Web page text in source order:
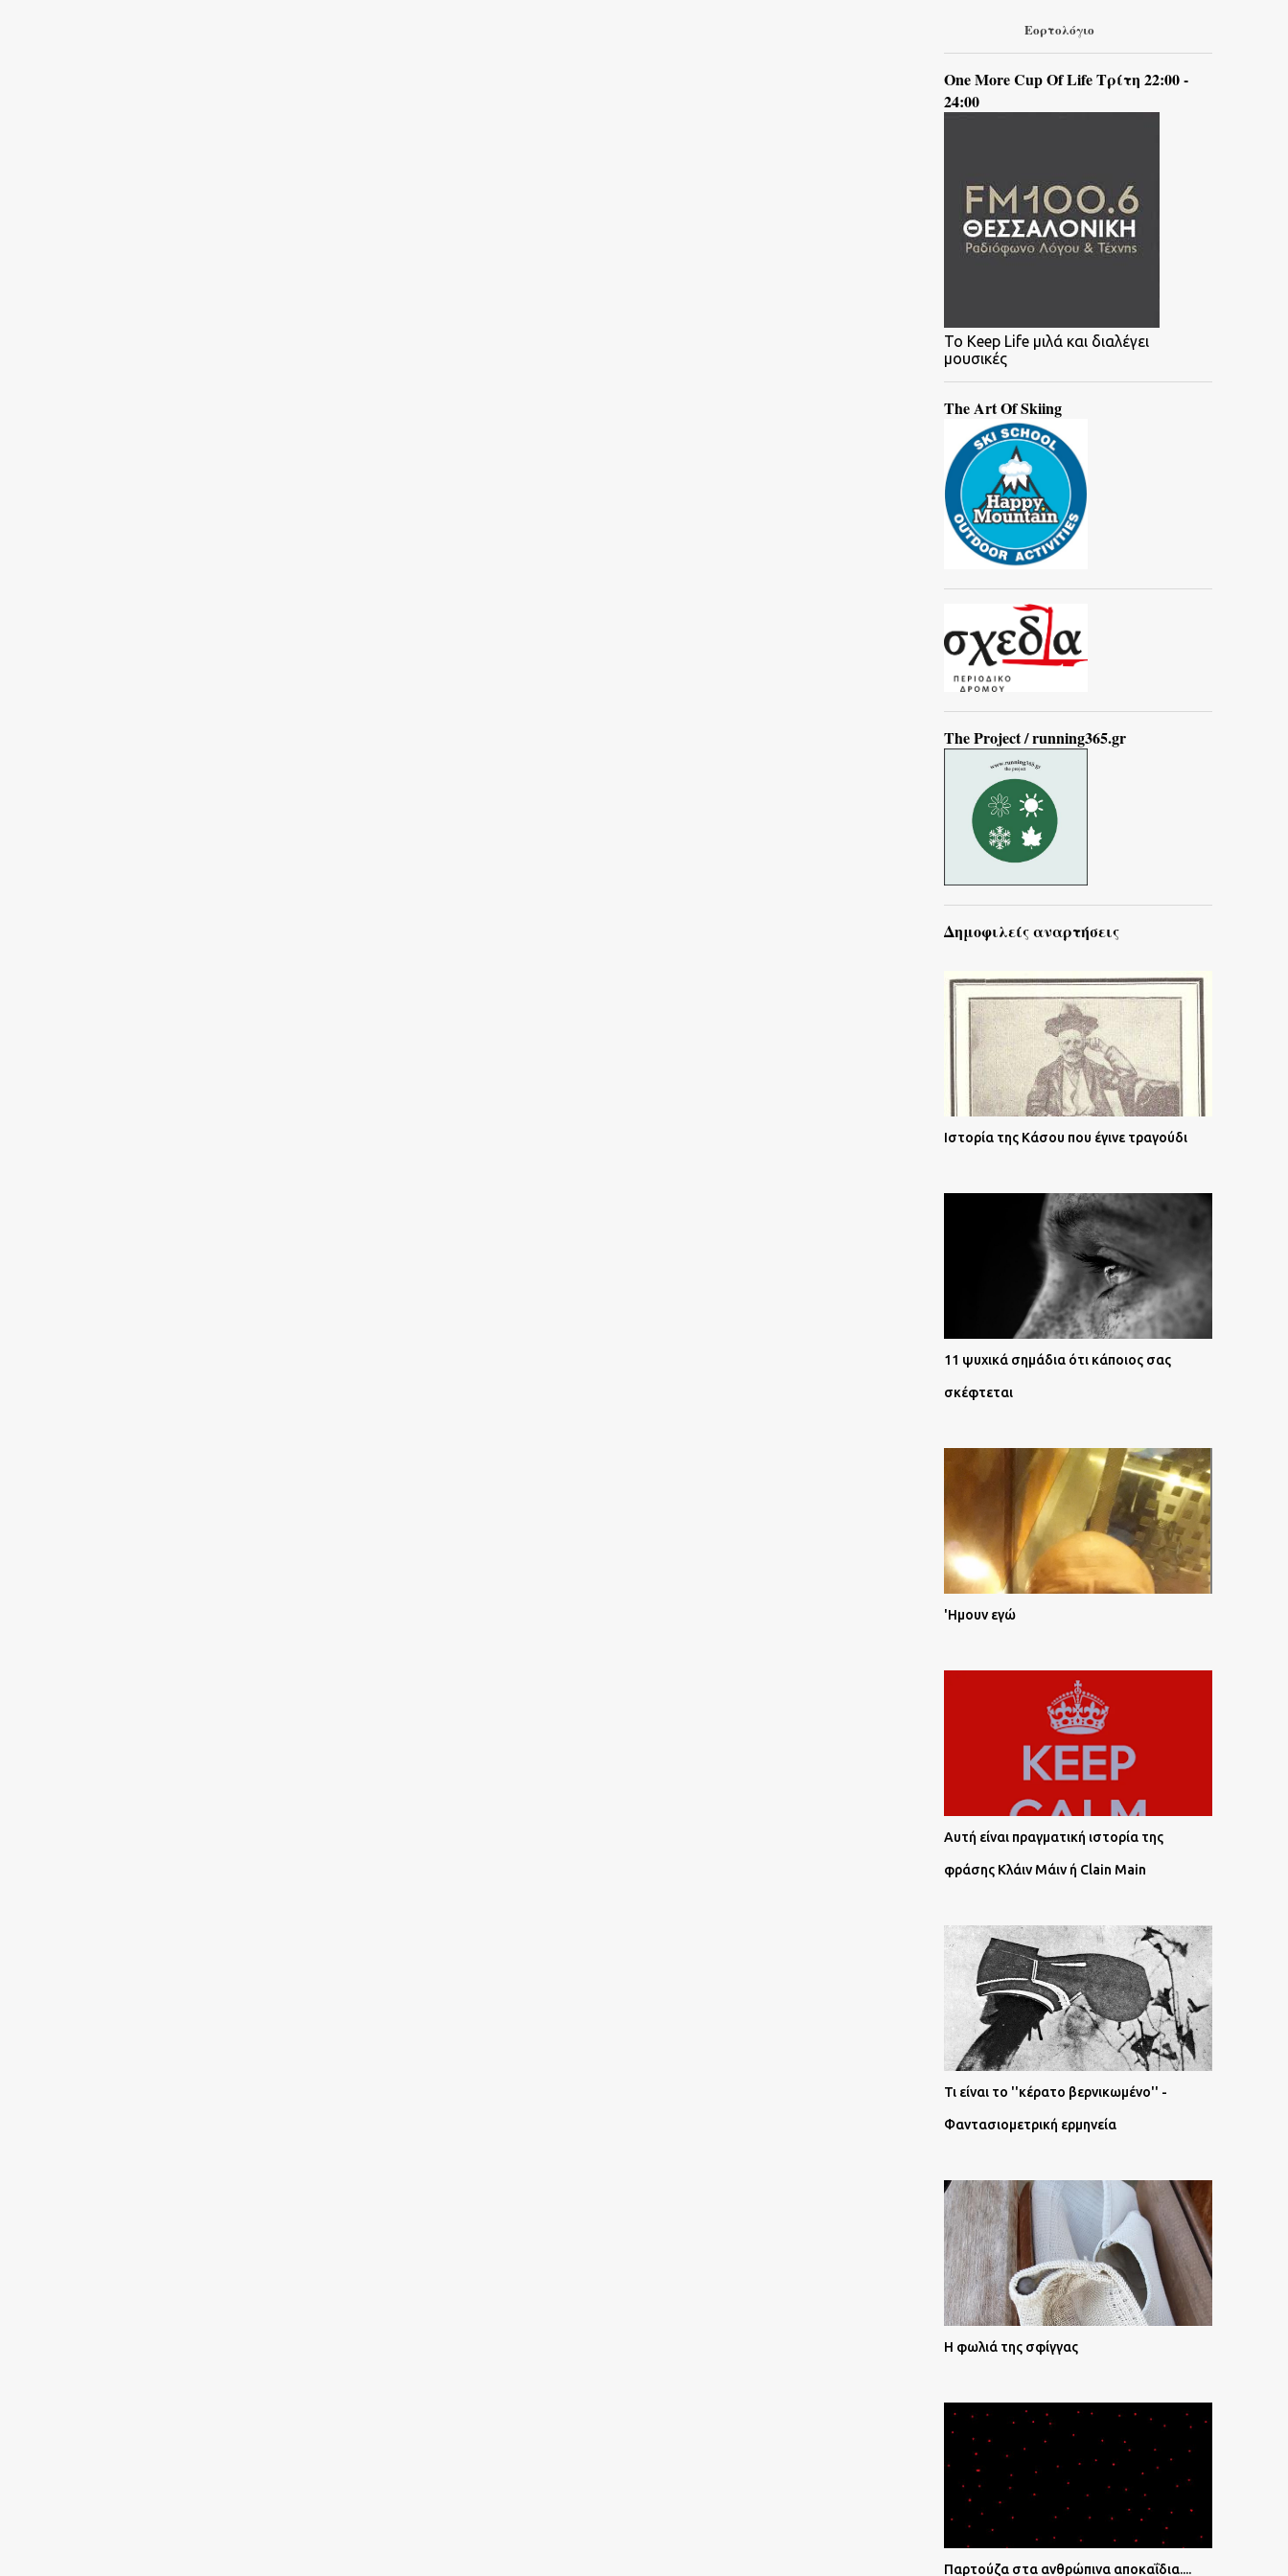
Εορτολόγιο
One More Cup Of Life Τρίτη 22:00 -
24:00
To Keep Life μιλά και διαλέγει
μουσικές
The Art Of Skiing
The Project / running365.gr
Δημοφιλείς αναρτήσεις
Ιστορία της Κάσου που έγινε τραγούδι
11 ψυχικά σημάδια ότι κάποιος σας
σκέφτεται
'Ημουν εγώ
Αυτή είναι πραγματική ιστορία της
φράσης Κλάιν Μάιν ή Clain Main
Τι είναι το ''κέρατο βερνικωμένο'' -
Φαντασιομετρική ερμηνεία
Η φωλιά της σφίγγας
Παρτούζα στα ανθρώπινα αποκαΐδια....